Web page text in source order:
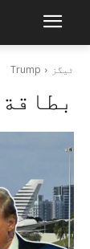
ٹیگز Trump